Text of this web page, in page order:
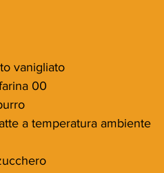
vanigliato
00
a temperatura ambiente